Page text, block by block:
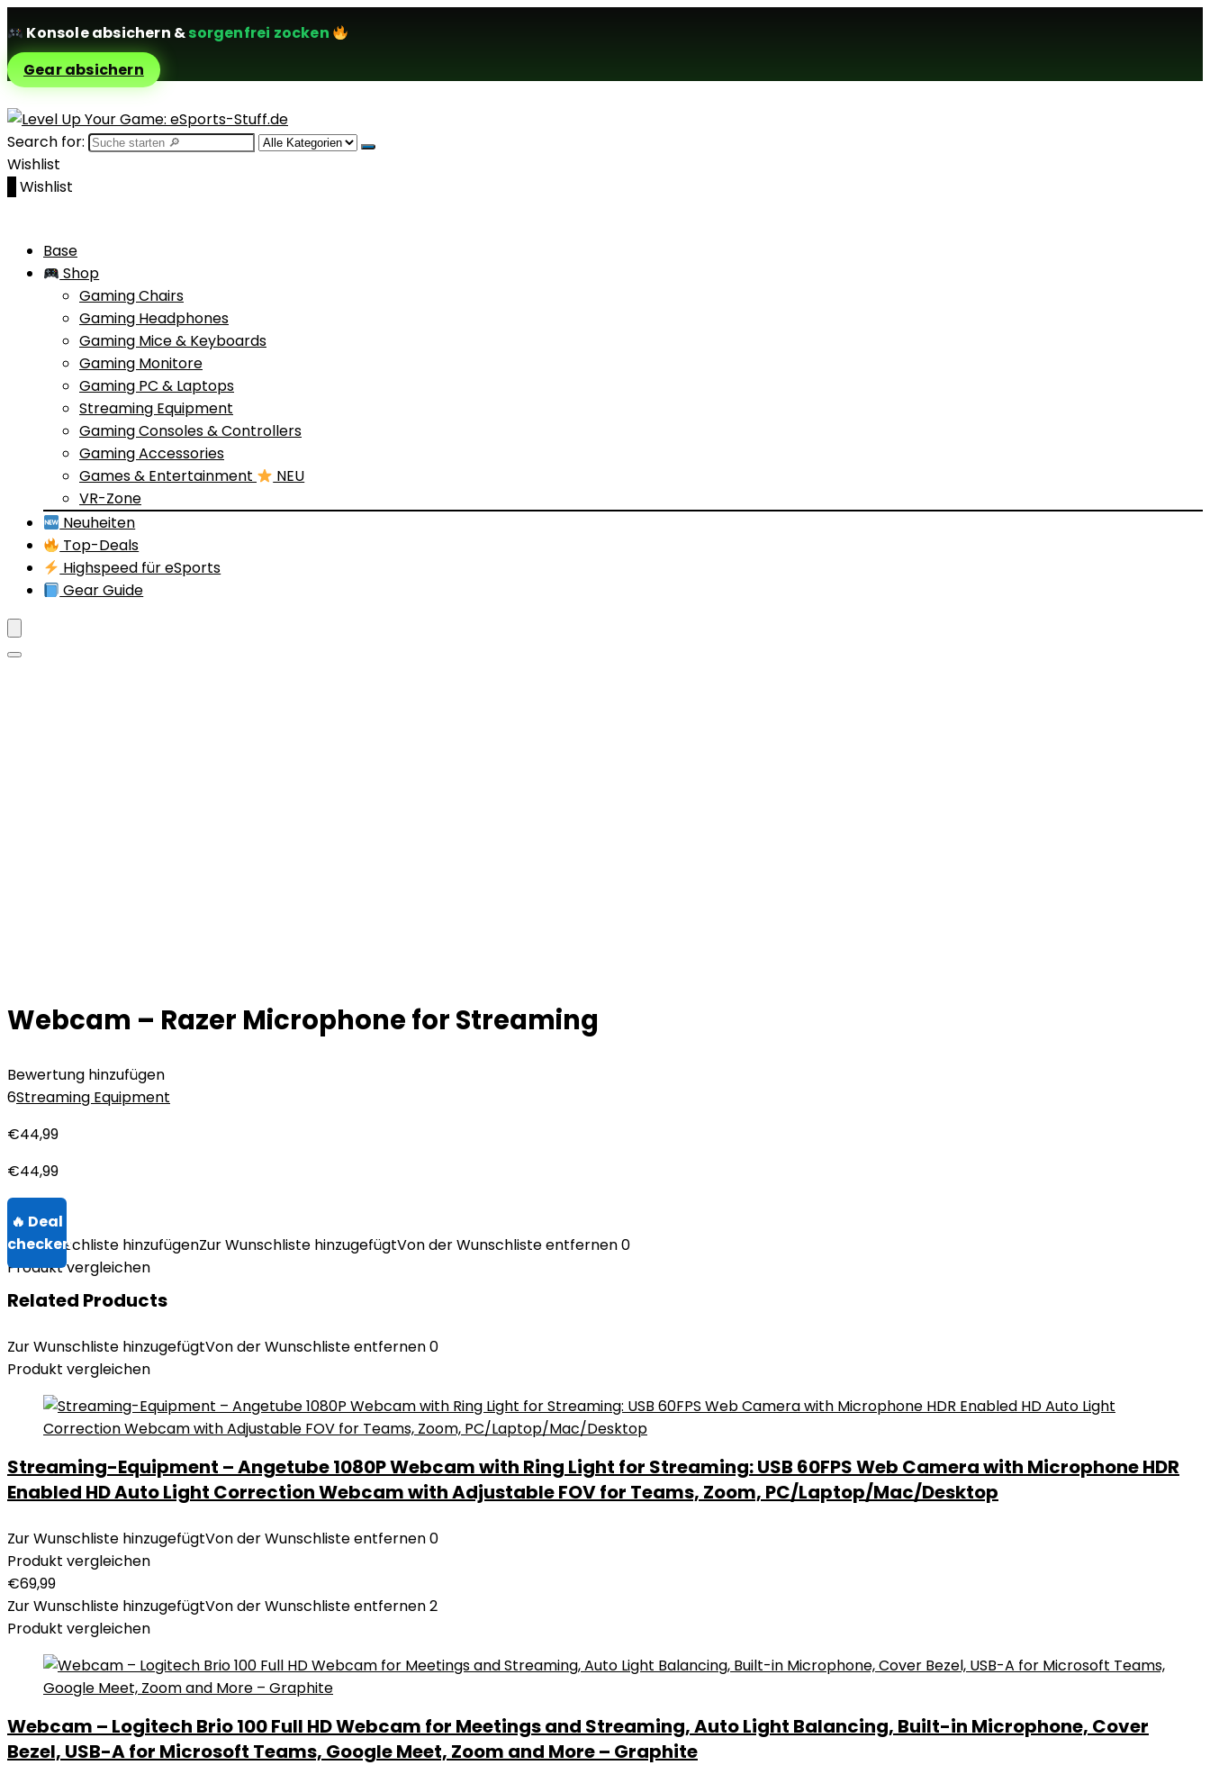
Konsole absichern &sorgenfrei zocken
Gear absichern
Search for:
Wishlist
Wishlist
Base
Shop
Gaming Chairs
Gaming Headphones
Gaming Mice & Keyboards
Gaming Monitore
Gaming PC & Laptops
Streaming Equipment
Gaming Consoles & Controllers
Gaming Accessories
Games & Entertainment
NEU
VR-Zone
Neuheiten
Top-Deals
Highspeed für eSports
Gear Guide
Webcam – Razer Microphone for Streaming
Bewertung hinzufügen
6Streaming Equipment
€44,99
€44,99
Zur Wunschliste hinzufügenZur Wunschliste hinzugefügtVon der Wunschliste entfernen0
Produkt vergleichen
Related Products
Zur Wunschliste hinzugefügtVon der Wunschliste entfernen0
Produkt vergleichen
Streaming-Equipment – Angetube 1080P Webcam with Ring Light for Streaming: USB 60FPS Web Camera with Microphone HDR
Enabled HD Auto Light Correction Webcam with Adjustable FOV for Teams, Zoom, PC/Laptop/Mac/Desktop
Zur Wunschliste hinzugefügtVon der Wunschliste entfernen0
Produkt vergleichen
€69,99
Zur Wunschliste hinzugefügtVon der Wunschliste entfernen2
Produkt vergleichen
Webcam – Logitech Brio 100 Full HD Webcam for Meetings and Streaming, Auto Light Balancing, Built-in Microphone, Cover
Bezel, USB-A for Microsoft Teams, Google Meet, Zoom and More – Graphite